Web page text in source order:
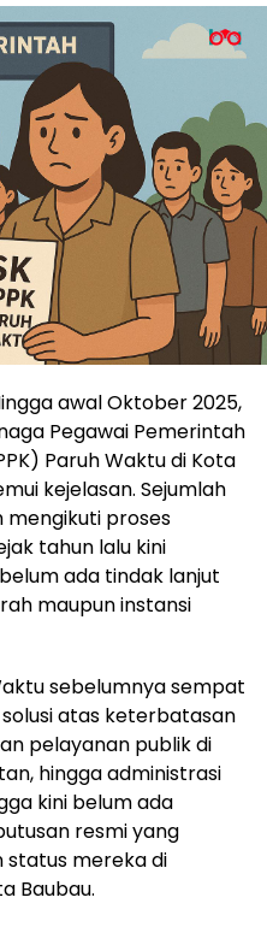
awal Oktober 2025,
Pegawai Pemerintah
Paruh Waktu di Kota
kejelasan. Sejumlah
proses
tahun lalu kini
ada tindak lanjut
maupun instansi
sebelumnya sempat
atas keterbatasan
pelayanan publik di
hingga administrasi
kini belum ada
resmi yang
mereka di
Baubau.